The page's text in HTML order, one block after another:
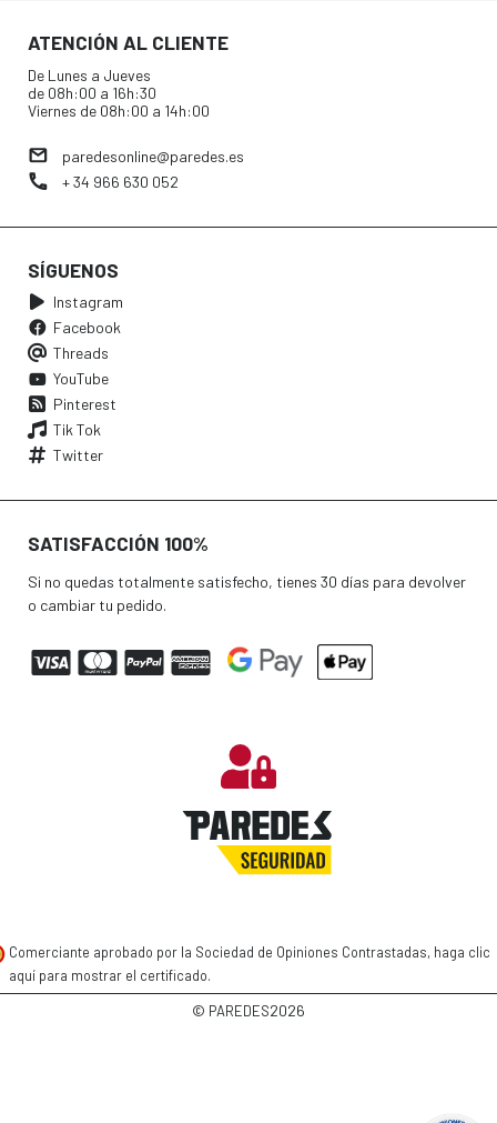
ATENCIÓN AL CLIENTE
De Lunes a Jueves
de 08h:00 a 16h:30
Viernes de 08h:00 a 14h:00
paredesonline@paredes.es
+ 34 966 630 052
SÍGUENOS
Instagram
Facebook
Threads
YouTube
Pinterest
Tik Tok
Twitter
SATISFACCIÓN 100%
Si no quedas totalmente satisfecho, tienes 30 días para devolver
o cambiar tu pedido.
Comerciante aprobado por la Sociedad de Opiniones Contrastadas, haga clic
aquí para mostrar el certificado.
© PAREDES2026